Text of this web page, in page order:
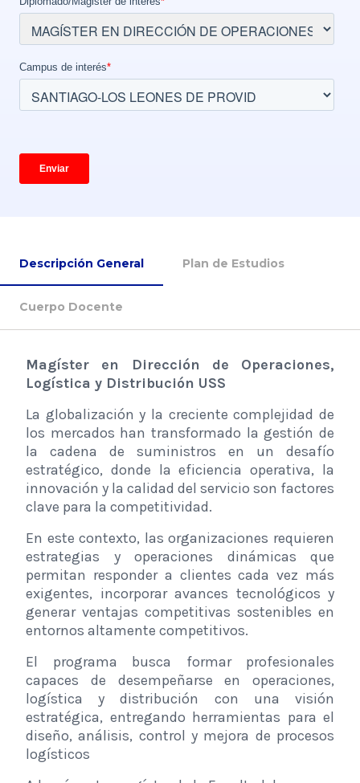
Descripción General Plan de Estudios
Cuerpo Docente
Magíster en Dirección de Operaciones,
Logística y Distribución USS
La globalización y la creciente complejidad de
los mercados han transformado la gestión de
la cadena de suministros en un desafío
estratégico, donde la eficiencia operativa, la
innovación y la calidad del servicio son factores
clave para la competitividad.
En este contexto, las organizaciones requieren
estrategias y operaciones dinámicas que
permitan responder a clientes cada vez más
exigentes, incorporar avances tecnológicos y
generar ventajas competitivas sostenibles en
entornos altamente competitivos.
El programa busca formar profesionales
capaces de desempeñarse en operaciones,
logística y distribución con una visión
estratégica, entregando herramientas para el
diseño, análisis, control y mejora de procesos
logísticos